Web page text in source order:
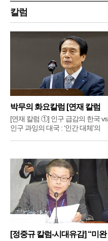
칼럼
박무의 화요칼럼 [연재 칼럼
①]
[연재 칼럼 ①] 인구 급감의 한국 vs
인구 과잉의 대국 : ‘인간 대체’의
[정중규 칼럼-시대유감] “미완